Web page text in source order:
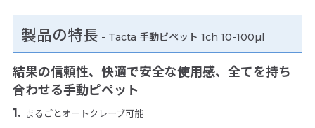
製品の特長 - Tacta 手動ピペット 1ch 10-100µl
結果の信頼性、快適で安全な使用感、全てを持ち
合わせる手動ピペット
まるごとオートクレーブ可能